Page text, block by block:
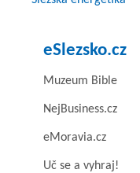
eSlezsko.cz
Muzeum Bible
NejBusiness.cz
eMoravia.cz
Uč se a vyhraj!